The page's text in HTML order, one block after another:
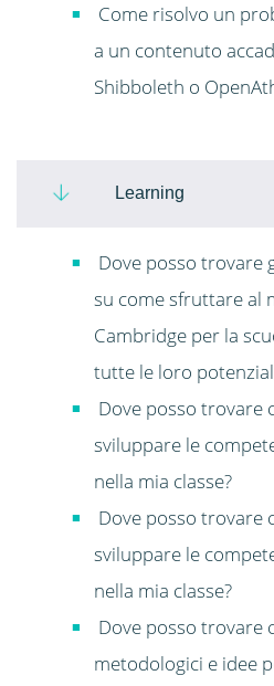
Come risolvo un
a un contenuto
Shibboleth o
Learning
Dove posso trovare
su come sfruttare al
Cambridge per la
tutte le loro
Dove posso trovare
sviluppare le
nella mia classe?
Dove posso trovare
sviluppare le
nella mia classe?
Dove posso trovare
metodologici e idee